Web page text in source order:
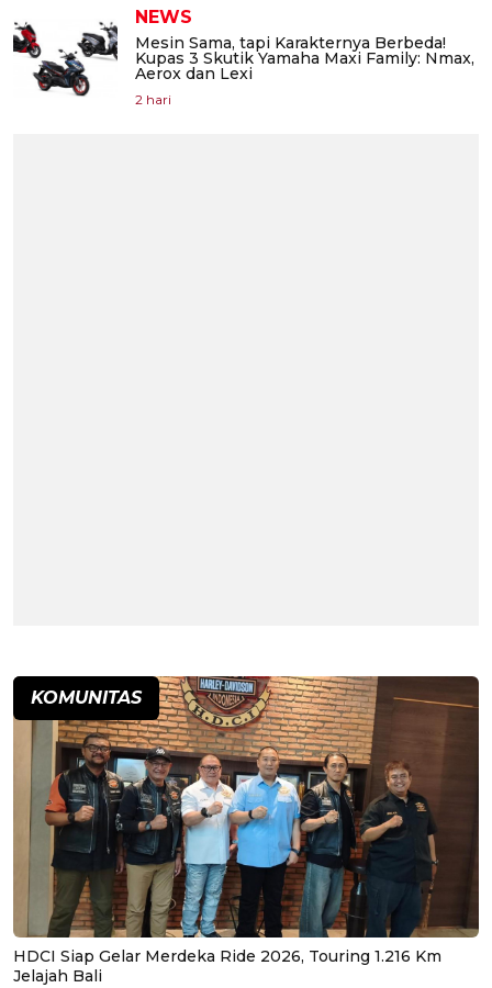
NEWS
Mesin Sama, tapi Karakternya Berbeda!
Kupas 3 Skutik Yamaha Maxi Family: Nmax,
Aerox dan Lexi
2 hari
KOMUNITAS
HDCI Siap Gelar Merdeka Ride 2026, Touring 1.216 Km
Jelajah Bali